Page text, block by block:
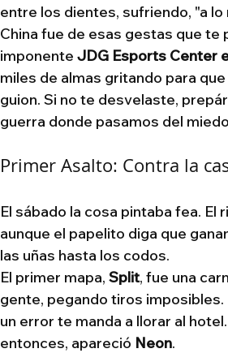
entre los dientes, sufriendo, "a lo
China fue de esas gestas que te
imponente JDG Esports Center
miles de almas gritando para
guion. Si no te desvelaste,
guerra donde pasamos del
Primer Asalto: Contra la
El sábado la cosa pintaba fea. El
aunque el papelito diga que
las uñas hasta los codos.
El primer mapa, Split, fue una
gente, pegando tiros
un error te manda a llorar al
entonces, apareció Neon.